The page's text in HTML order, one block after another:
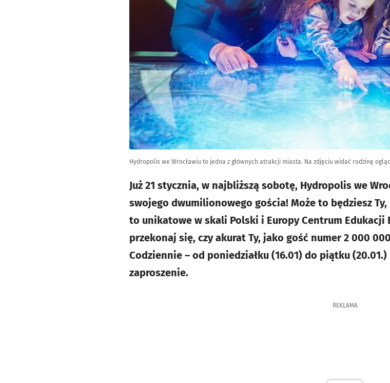
Hydropolis we Wrocławiu to jedna z głównych atrakcji miasta. Na zdjęciu widać rodzinę
Już 21 stycznia, w najbliższą sobotę, Hydropolis we
swojego dwumilionowego gościa! Może to będziesz
to unikatowe w skali Polski i Europy Centrum
przekonaj się, czy akurat Ty, jako gość numer 2 000
Codziennie – od poniedziałku (16.01) do piątku
zaproszenie.
REKLAMA